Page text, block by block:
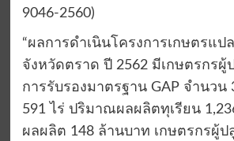
9046-2560)
“ผลการดำเนินโครงการเกษตรแป
จังหวัดตราด ปี 2562 มีเกษตรกรผู้
การรับรองมาตรฐาน GAP จำนวน
591 ไร่ ปริมาณผลผลิตทุเรียน
ผลผลิต 148 ล้านบาท เกษตรกรผู้